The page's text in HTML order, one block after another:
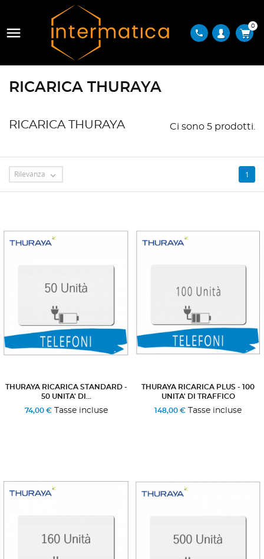
 phone
0
RICARICA THURAYA
RICARICA THURAYA Ci sono 5 prodotti.
Rilevanza  1
THURAYA RICARICA STANDARD -
50 UNITA' DI...
74,00 €Tasse incluse
THURAYA RICARICA PLUS - 100
UNITA' DI TRAFFICO
148,00 € Tasse incluse